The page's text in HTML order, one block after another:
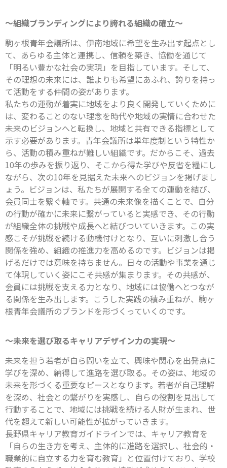
～組織ブランディングにより誇れる組織の確立～
駒ヶ根青年会議所は、伊南地域に希望を生み出す起点とし
て、あらゆる主体と連携し、信頼を築き、協働を通じて
「明るい豊かな社会の実現」を目指しています。そして、
その理想の未来には、誰よりも希望にあふれ、誇りを持っ
て活動をする仲間の姿があります。
私たちの運動が着実に地域をより良く開発していくために
は、変わることのない理念を時代や地域の実情に合わせた
未来のビジョンへと転換し、地域と共有できる指標として
示す必要があります。青年会議所は単年度制という特性か
ら、活動の積み重ねが難しい組織です。だからこそ、過去
10年の歩みを振り返り、そこから得た学びや反省を糧にし
ながら、次の10年を見据えた未来へのビジョンを掲げまし
ょう。ビジョンは、私たちが展開する全ての運動を結び、
会員同士を繋ぐ軸です。共通の未来像を描くことで、自分
の行動が確かに未来に繋がっていると実感でき、その行動
が組織全体の挑戦や成長へと結びついていきます。この実
感こそが挑戦を続ける動機付けとなり、互いに刺激し合う
関係を強め、組織の推進力を高めるのです。ビジョンは掲
げるだけでは意味を持ちません。日々の活動や事業を通じ
て体現していく姿にこそ共感が集まります。その共感が、
会員には挑戦を支える力となり、地域には協働へとつなが
る関係を生み出します。こうした実践の積み重ねが、駒ヶ
根青年会議所のブランドを形づくっていくのです。
～未来を選び取るキャリアデザイン力の実現～
未来を担う若者が自ら問いを立て、興味や関心を出発点に
学びを深め、納得して進路を選び取る。その姿は、地域の
未来を形づくる重要なピースとなります。若者が自己理解
を深め、社会との繋がりを実感し、自らの役割を見出して
行動することで、地域には挑戦を続ける人財が生まれ、世
代を超えて新しい可能性が拡がっていきます。
長野県キャリア教育ガイドラインでは、キャリア教育を
「自らの生き方を考え、主体的に進路を選択し、社会的・
職業的に自立する力を育む教育」と位置付けており、学校